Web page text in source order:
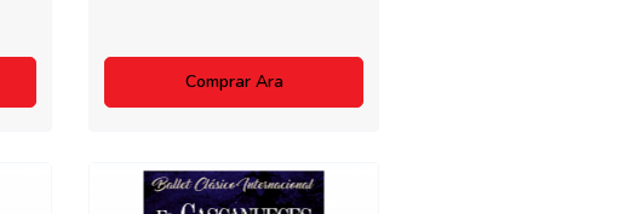
Comprar Ara